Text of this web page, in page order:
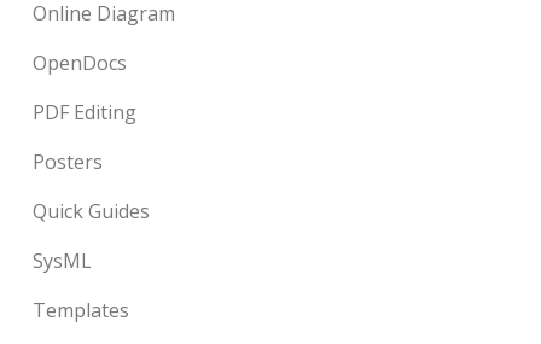
Online Diagram
OpenDocs
PDF Editing
Posters
Quick Guides
SysML
Templates